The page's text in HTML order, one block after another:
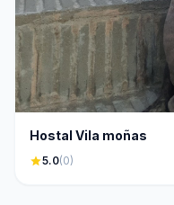
Hostal Vila moñas
star5.0(0)